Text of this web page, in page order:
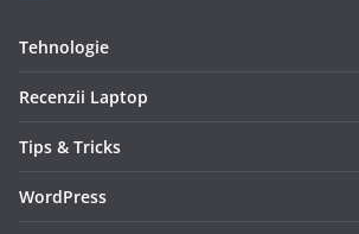
Tehnologie
Recenzii Laptop
Tips & Tricks
WordPress